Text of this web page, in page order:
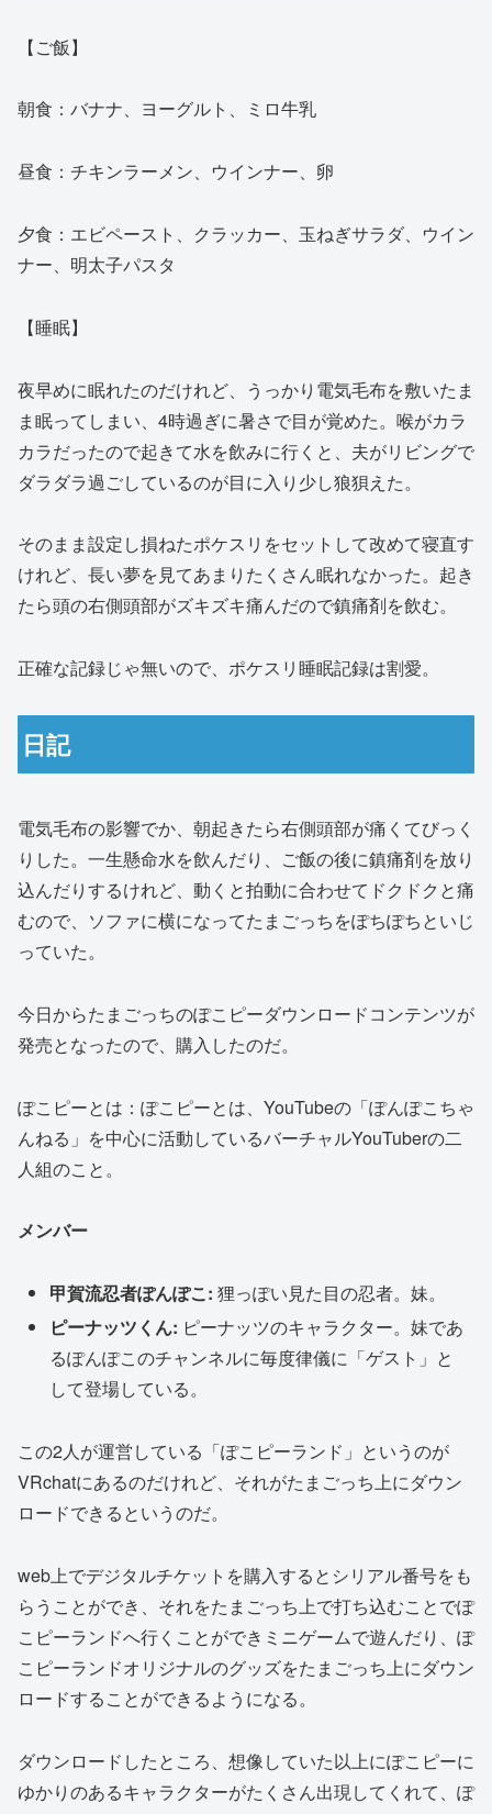
【ご飯】
朝食：バナナ、ヨーグルト、ミロ牛乳
昼食：チキンラーメン、ウインナー、卵
夕食：エビペースト、クラッカー、玉ねぎサラダ、ウイン
ナー、明太子パスタ
【睡眠】
夜早めに眠れたのだけれど、うっかり電気毛布を敷いたま
ま眠ってしまい、4時過ぎに暑さで目が覚めた。喉がカラ
カラだったので起きて水を飲みに行くと、夫がリビングで
ダラダラ過ごしているのが目に入り少し狼狽えた。
そのまま設定し損ねたポケスリをセットして改めて寝直す
けれど、長い夢を見てあまりたくさん眠れなかった。起き
たら頭の右側頭部がズキズキ痛んだので鎮痛剤を飲む。
正確な記録じゃ無いので、ポケスリ睡眠記録は割愛。
日記
電気毛布の影響でか、朝起きたら右側頭部が痛くてびっく
りした。一生懸命水を飲んだり、ご飯の後に鎮痛剤を放り
込んだりするけれど、動くと拍動に合わせてドクドクと痛
むので、ソファに横になってたまごっちをぽちぽちといじ
っていた。
今日からたまごっちのぽこピーダウンロードコンテンツが
発売となったので、購入したのだ。
ぽこピーとは：ぽこピーとは、YouTubeの「ぽんぽこちゃ
んねる」を中心に活動しているバーチャルYouTuberの二
人組のこと。
メンバー
甲賀流忍者ぽんぽこ: 狸っぽい見た目の忍者。妹。
ピーナッツくん: ピーナッツのキャラクター。妹であ
るぽんぽこのチャンネルに毎度律儀に「ゲスト」と
して登場している。
この2人が運営している「ぽこピーランド」というのが
VRchatにあるのだけれど、それがたまごっち上にダウン
ロードできるというのだ。
web上でデジタルチケットを購入するとシリアル番号をも
らうことができ、それをたまごっち上で打ち込むことでぽ
こピーランドへ行くことができミニゲームで遊んだり、ぽ
こピーランドオリジナルのグッズをたまごっち上にダウン
ロードすることができるようになる。
ダウンロードしたところ、想像していた以上にぽこピーに
ゆかりのあるキャラクターがたくさん出現してくれて、ぽ